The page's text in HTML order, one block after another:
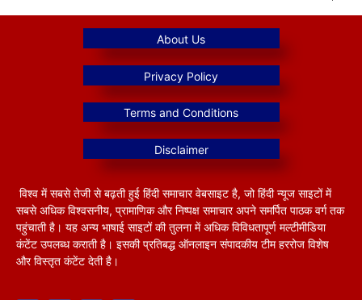
विश्व में सबसे तेजी से बढ़ती हुई हिंदी समाचार वेबसाइट है, जो हिंदी न्यूज साइटों में
सबसे अधिक विश्वसनीय, प्रामाणिक और निष्पक्ष समाचार अपने समर्पित पाठक वर्ग तक
पहुंचाती है। यह अन्य भाषाई साइटों की तुलना में अधिक विविधतापूर्ण मल्टीमीडिया
कंटेंट उपलब्ध कराती है। इसकी प्रतिबद्ध ऑनलाइन संपादकीय टीम हररोज विशेष
और विस्तृत कंटेंट देती है।